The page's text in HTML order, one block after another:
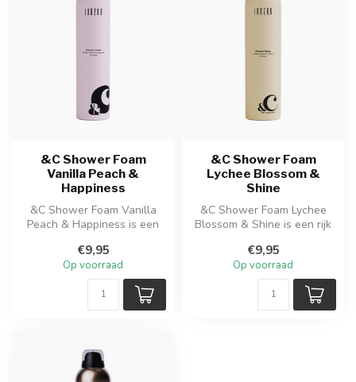
&C Shower Foam
Vanilla Peach &
Happiness
&C Shower Foam Vanilla
Peach & Happiness is een
dat d...
€9,95
Op voorraad
&C Shower Foam
Lychee Blossom &
Shine
&C Shower Foam Lychee
Blossom & Shine is een rijk
de h...
€9,95
Op voorraad